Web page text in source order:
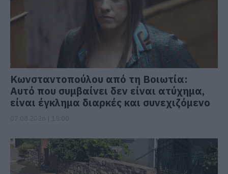
Κωνσταντοπούλου από τη Βοιωτία:
Αυτό που συμβαίνει δεν είναι ατύχημα,
είναι έγκλημα διαρκές και συνεχιζόμενο